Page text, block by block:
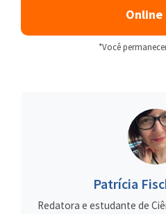
Online
*Você
Patrícia
Redatora e estudante de